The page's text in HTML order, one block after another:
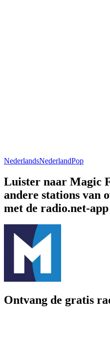
NederlandsNederlandPop
Luister naar Magic
andere stations van
met de radio.net-app
Ontvang de gratis